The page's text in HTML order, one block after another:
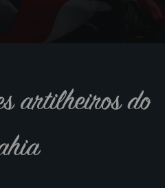
artilheiros do